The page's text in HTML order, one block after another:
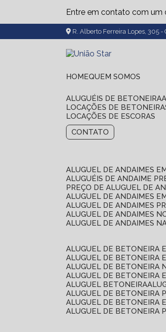
Entre em contato com um
R. Alberto Ferreira Lopes, 305 -
HOME
QUEM SOMOS
ALUGUÉIS DE BETONEIRA
LOCAÇÕES DE
LOCAÇÕES DE ESCORAS
CONTATO
ALUGUEL DE ANDAIMES
ALUGUÉIS DE ANDAIME
PREÇO DE ALUGUEL DE
ALUGUEL DE ANDAIMES
ALUGUEL DE ANDAIMES
ALUGUEL DE ANDAIMES
ALUGUEL DE ANDAIMES
ALUGUEL DE BETONEIRA
ALUGUEL DE BETONEIRA
ALUGUEL DE BETONEIRA
ALUGUEL DE BETONEIRA
ALUGUEL BETONEIRA
ALUGUEL DE BETONEIRA
ALUGUEL DE BETONEIRA
ALUGUEL DE BETONEIRA